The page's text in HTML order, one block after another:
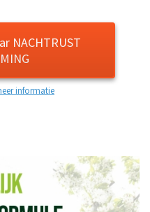
NACHTRUST
informatie